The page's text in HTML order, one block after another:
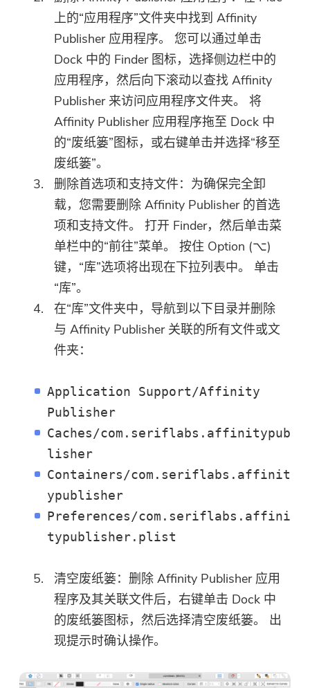
上的“应用程序”文件夹中找到 Affinity
Publisher 应用程序。 您可以通过单击
Dock 中的 Finder 图标，选择侧边栏中的
应用程序，然后向下滚动以查找 Affinity
Publisher 来访问应用程序文件夹。 将
Affinity Publisher 应用程序拖至 Dock 中
的“废纸篓”图标，或右键单击并选择“移至
废纸篓”。
删除首选项和支持文件：为确保完全卸
载，您需要删除 Affinity Publisher 的首选
项和支持文件。 打开 Finder，然后单击菜
单栏中的“前往”菜单。 按住 Option (⌥)
键，“库”选项将出现在下拉列表中。 单击
“库”。
在“库”文件夹中，导航到以下目录并删除
与 Affinity Publisher 关联的所有文件或文
件夹：
Application Support/Affinity
Publisher
Caches/com.seriflabs.affinitypub
lisher
Containers/com.seriflabs.affinit
ypublisher
Preferences/com.seriflabs.affini
typublisher.plist
清空废纸篓：删除 Affinity Publisher 应用
程序及其关联文件后，右键单击 Dock 中
的废纸篓图标，然后选择清空废纸篓。 出
现提示时确认操作。
你几乎完成。
订阅我们关于 iMyMac 应用程序
的最佳交易和新闻。
这个软件只能是这个软件只能在
Mac上下载和使用。 您可以输入
您的电子邮件地址以获取下载链
接和优惠券代码。 如需购买软
请输入一个有效的电子邮件地址。
提交表单